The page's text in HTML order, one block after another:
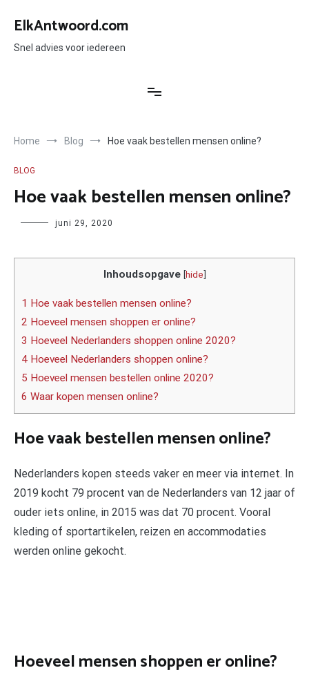
naar
inhoud
ElkAntwoord.com
Snel advies voor iedereen
Home Blog Hoe vaak bestellen mensen online?
BLOG
Hoe vaak bestellen mensen online?
Author juni 29, 2020
Inhoudsopgave [hide]
1 Hoe vaak bestellen mensen online?
2 Hoeveel mensen shoppen er online?
3 Hoeveel Nederlanders shoppen online 2020?
4 Hoeveel Nederlanders shoppen online?
5 Hoeveel mensen bestellen online 2020?
6 Waar kopen mensen online?
Hoe vaak bestellen mensen online?
Nederlanders kopen steeds vaker en meer via internet. In
2019 kocht 79 procent van de Nederlanders van 12 jaar of
ouder iets online, in 2015 was dat 70 procent. Vooral
kleding of sportartikelen, reizen en accommodaties
werden online gekocht.
Hoeveel mensen shoppen er online?